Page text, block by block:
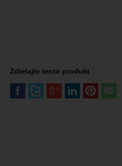
Zdielajte tento produkt